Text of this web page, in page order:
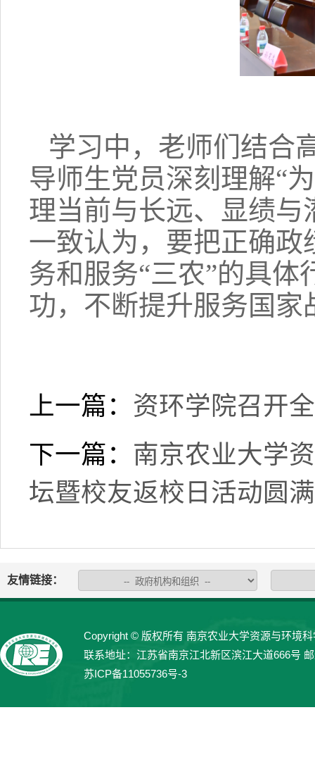
学习中，老师们结合
导师生党员深刻理解“
理当前与长远、显绩
一致认为，要把正确
务和服务“三农”的具
功，不断提升服务国
上一篇： 资环学院召开
下一篇： 南京农业大学
坛暨校友返校日活动圆
友情链接：
Copyright © 版权所有 南京农业大学资源与环境
联系地址：江苏省南京江北新区滨江大道666号
苏ICP备11055736号-3